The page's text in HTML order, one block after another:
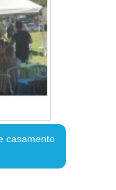
casamento